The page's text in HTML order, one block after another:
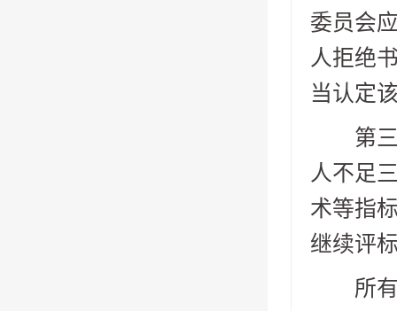
委员会
人拒绝
当认定
第三
人不足
术等指
继续评
所有